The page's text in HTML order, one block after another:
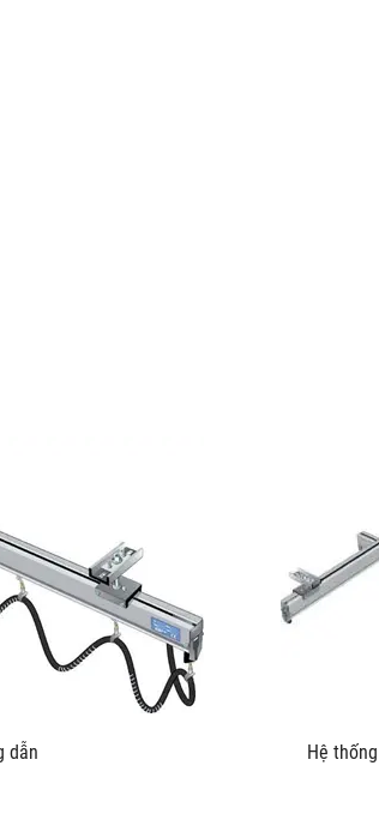
đường dẫn Hệ thống trượt